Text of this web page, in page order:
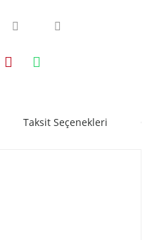
Taksit Seçenekleri